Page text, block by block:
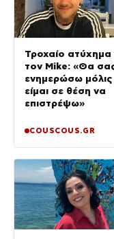
Τροχαίο ατύχημα
τον Mike: «Θα
ενημερώσω μόλις
είμαι σε θέση να
επιστρέψω»
COUSCOUS.GR